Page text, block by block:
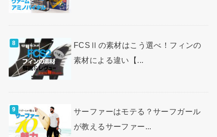
FCSⅡの素材はこう選べ！フィンの
素材による違い【...
サーファーはモテる？サーフガール
が教えるサーファー...